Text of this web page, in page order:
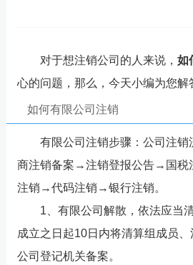
对于想注销公司的人来说， 如
心的问题，那么，今天小编为您解
如何有限公司注销
有限公司注销步骤：公司注销
商注销备案→注销登报公告→国
注销→代码注销→银行注销。
1、有限公司解散，依法应当
成立之日起10日内将清算组成员
公司登记机关备案。